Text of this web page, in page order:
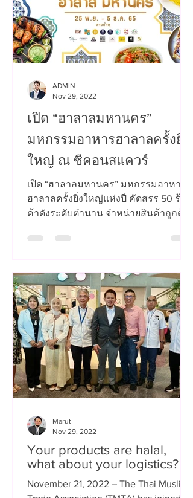
เปิด “ฮาลาลมหานคร”
มหกรรมอาหารฮาลาลครั้งยิ่ง
ใหญ่ ณ ซีคอนสแควร์
เปิด “ฮาลาลมหานคร” มหกรรมอาหาร
ฮาลาลครั้งยิ่งใหญ่แห่งปี คัดสรร 50 ร้าน
ค้าดังระดับตำนาน จำหน่ายสินค้าถูกต้อง
ตามหลักบัญญัติอิสลาม...
ADMIN
Nov 29, 2022
Your products are halal,
what about your logistics?
November 21, 2022 – The Thai Muslim
Marut
Nov 29, 2022